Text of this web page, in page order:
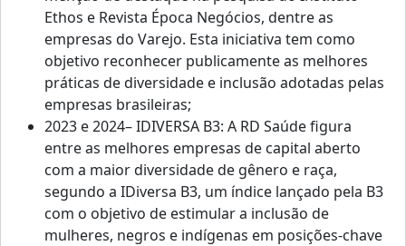
Ethos e Revista Época Negócios, dentre as
empresas do Varejo. Esta iniciativa tem como
objetivo reconhecer publicamente as melhores
práticas de diversidade e inclusão adotadas pelas
empresas brasileiras;
2023 e 2024– IDIVERSA B3: A RD Saúde figura
entre as melhores empresas de capital aberto
com a maior diversidade de gênero e raça,
segundo a IDiversa B3, um índice lançado pela B3
com o objetivo de estimular a inclusão de
mulheres, negros e indígenas em posições-chave